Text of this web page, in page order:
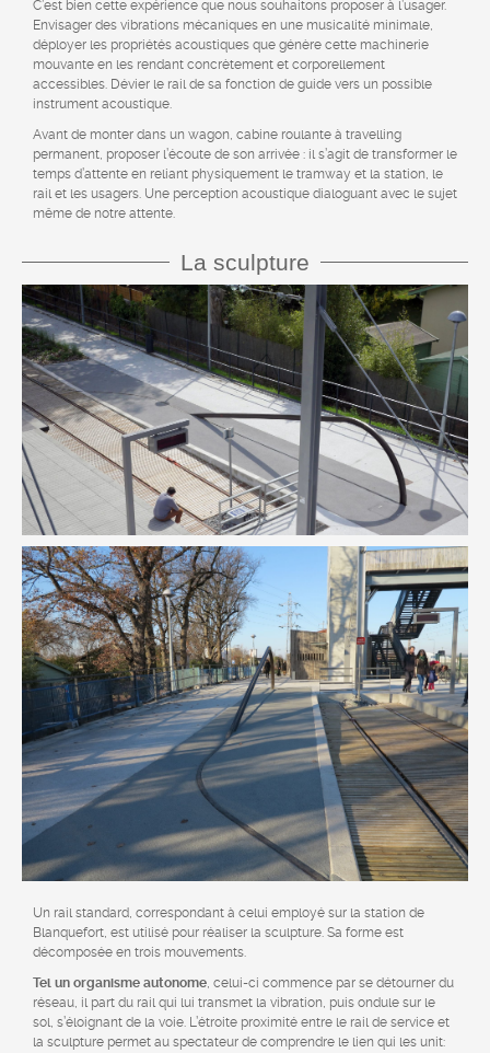
C’est bien cette expérience que nous souhaitons proposer à l’usager.
Envisager des vibrations mécaniques en une musicalité minimale,
déployer les propriétés acoustiques que génère cette machinerie
mouvante en les rendant concrètement et corporellement
accessibles. Dévier le rail de sa fonction de guide vers un possible
instrument acoustique.
Avant de monter dans un wagon, cabine roulante à travelling
permanent, proposer l’écoute de son arrivée : il s’agit de transformer le
temps d’attente en reliant physiquement le tramway et la station, le
rail et les usagers. Une perception acoustique dialoguant avec le sujet
même de notre attente.
La sculpture
Un rail standard, correspondant à celui employé sur la station de
Blanquefort, est utilisé pour réaliser la sculpture. Sa forme est
décomposée en trois mouvements.
Tel un organisme autonome, celui-ci commence par se détourner du
réseau, il part du rail qui lui transmet la vibration, puis ondule sur le
sol, s’éloignant de la voie. L’étroite proximité entre le rail de service et
la sculpture permet au spectateur de comprendre le lien qui les unit: